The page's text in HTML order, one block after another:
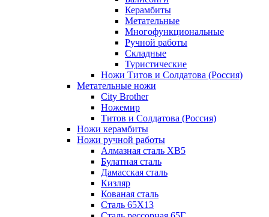
Керамбиты
Метательные
Многофункциональные
Ручной работы
Складные
Туристические
Ножи Титов и Солдатова (Россия)
Метательные ножи
City Brother
Ножемир
Титов и Солдатова (Россия)
Ножи керамбиты
Ножи ручной работы
Алмазная сталь ХВ5
Булатная сталь
Дамасская сталь
Кизляр
Кованая сталь
Сталь 65Х13